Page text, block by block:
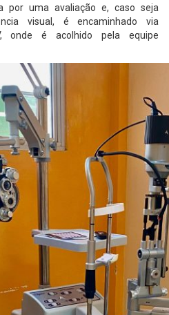
por uma avaliação e, caso seja
visual, é encaminhado via
onde é acolhido pela equipe